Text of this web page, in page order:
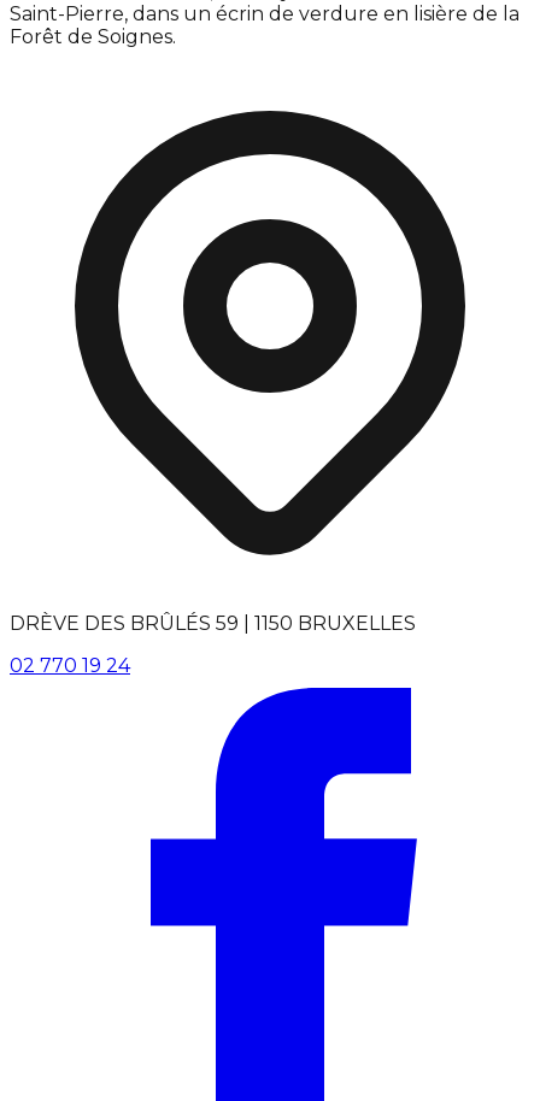
Saint-Pierre, dans un écrin de verdure en lisière de la
Forêt de Soignes.
DRÈVE DES BRÛLÉS 59 | 1150 BRUXELLES
02 770 19 24